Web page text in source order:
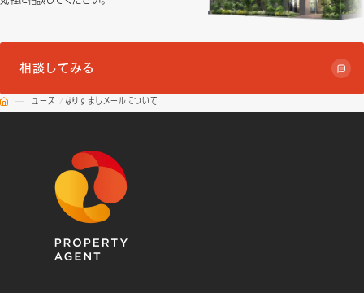
相談してみる
ニュース なりすましメールについて